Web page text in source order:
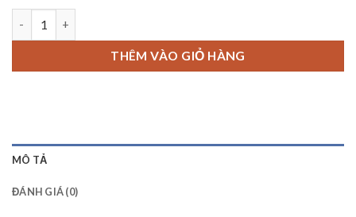
THÊM VÀO GIỎ HÀNG
MÔ TẢ
ĐÁNH GIÁ (0)